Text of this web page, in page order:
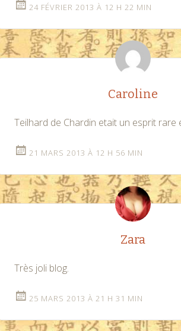
24 FÉVRIER 2013 À 12 H 22 MIN
Caroline
Teilhard de Chardin etait un esprit rare
21 MARS 2013 À 12 H 56 MIN
Zara
Très joli blog.
25 MARS 2013 À 21 H 31 MIN